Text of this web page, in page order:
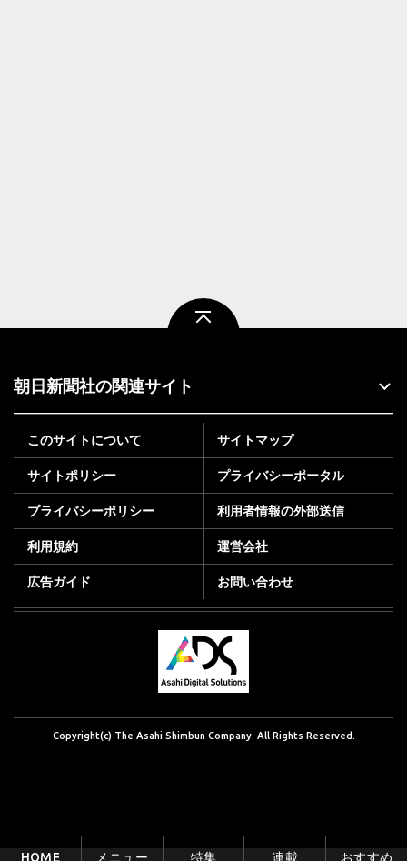
朝日新聞社の関連サイト
このサイトについて サイトマップ
サイトポリシー プライバシーポータル
プライバシーポリシー 利用者情報の外部送信
利用規約 運営会社
広告ガイド お問い合わせ
Copyright(c) The Asahi Shimbun Company. All Rights Reserved.
HOME メニュー 特集 連載 おすすめ